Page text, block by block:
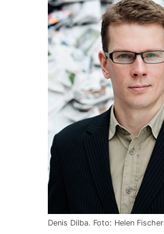
Denis Dilba. Foto: Helen Fischer